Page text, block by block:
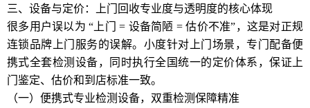
三、设备与定价：上门回收专业度与透明度的核心体现
很多用户误以为 “上门 = 设备简陋 = 估价不准”，这是对正规
连锁品牌上门服务的误解。小度针对上门场景，专门配备便
携式全套检测设备，同时执行全国统一的定价体系，保证上
门鉴定、估价和到店标准一致。
（一）便携式专业检测设备，双重检测保障精准